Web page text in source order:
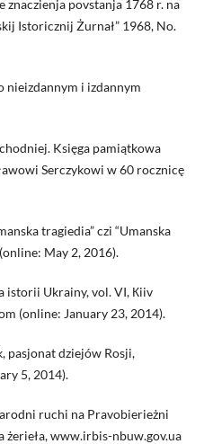
znaczienja povstanja 1768 r. na
Istoricznij Żurnał” 1968, No.
nieizdannym i izdannym
Księga pamiątkowa
Serczykowi w 60 rocznicę
tragiedia” czi “Umanska
May 2, 2016).
istorii Ukrainy, vol. VI, Кiiv
(online: January 23, 2014).
pasjonat dziejów Rosji,
5, 2014).
ruchi na Pravobierieżni
żerieła, www.irbis-nbuw.gov.ua